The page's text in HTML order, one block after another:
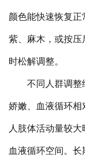
颜色能快速恢复
紫、麻木，或按压
时松解调整。
不同人群调整
娇嫩、血液循环
人肢体活动量较
血液循环空间。